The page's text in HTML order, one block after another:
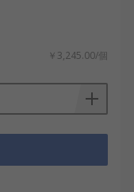
￥3,245.00/個